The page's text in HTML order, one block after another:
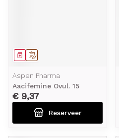
Op voorschrift
Geneesmiddel
Aspen Pharma
Aacifemine Ovul. 15
€ 9,37
Reserveer